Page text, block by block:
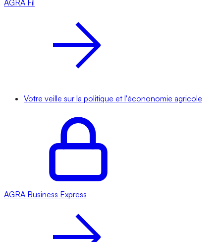
AGRA Fil
Votre veille sur la politique et l'écononomie agricole
AGRA Business Express